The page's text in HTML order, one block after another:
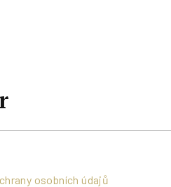
osobních údajů